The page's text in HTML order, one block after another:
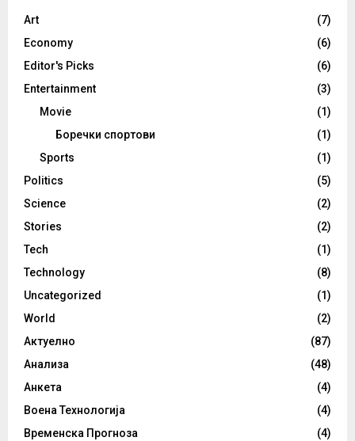
Art
(7)
Economy
(6)
Editor's Picks
(6)
Entertainment
(3)
Movie
(1)
Боречки спортови
(1)
Sports
(1)
Politics
(5)
Science
(2)
Stories
(2)
Tech
(1)
Technology
(8)
Uncategorized
(1)
World
(2)
Актуелно
(87)
Анализа
(48)
Анкета
(4)
Воена Технологија
(4)
Временска Прогноза
(4)